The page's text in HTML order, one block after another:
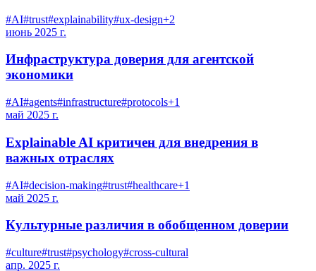
#AI#trust#explainability#ux-design+2
июнь 2025 г.
Инфраструктура доверия для агентской
экономики
#AI#agents#infrastructure#protocols+1
май 2025 г.
Explainable AI критичен для внедрения в
важных отраслях
#AI#decision-making#trust#healthcare+1
май 2025 г.
Культурные различия в обобщенном доверии
#culture#trust#psychology#cross-cultural
апр. 2025 г.